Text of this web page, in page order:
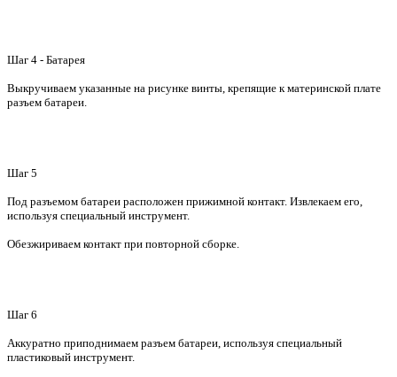
Шаг 4 - Батарея
Выкручиваем указанные на рисунке винты, крепящие к материнской плате
разъем батареи.
Шаг 5
Под разъемом батареи расположен прижимной контакт. Извлекаем его,
используя специальный инструмент.
Обезжириваем контакт при повторной сборке.
Шаг 6
Аккуратно приподнимаем разъем батареи, используя специальный
пластиковый инструмент.